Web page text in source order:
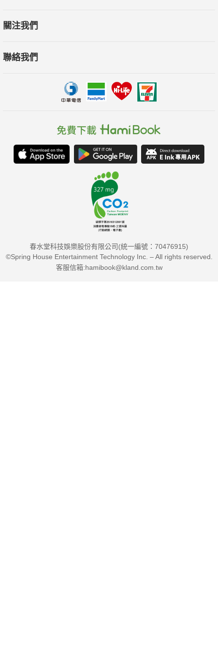
關注我們
聯絡我們
春水堂科技娛樂股份有限公司(統一編號：70476915)
©Spring House Entertainment Technology Inc. – All rights reserved.
客服信箱:hamibook@kland.com.tw